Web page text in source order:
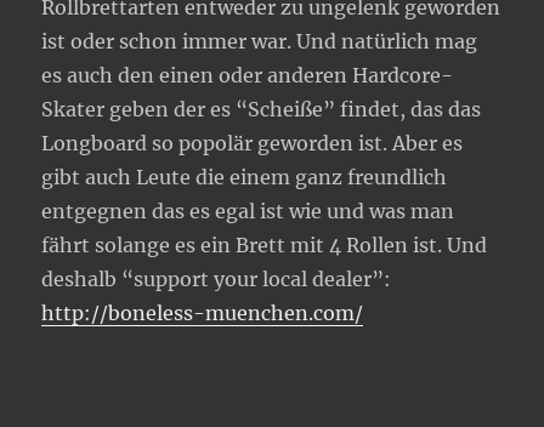
Rollbrettarten entweder zu ungelenk geworden
ist oder schon immer war. Und natürlich mag
es auch den einen oder anderen Hardcore-
Skater geben der es “Scheiße” findet, das das
Longboard so popolär geworden ist. Aber es
gibt auch Leute die einem ganz freundlich
entgegnen das es egal ist wie und was man
fährt solange es ein Brett mit 4 Rollen ist. Und
deshalb “support your local dealer”:
http://boneless-muenchen.com/